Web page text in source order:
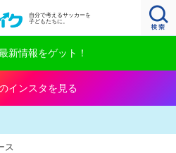
自分で考えるサッカーを
子どもたちに。
新情報をゲット！
インスタを見る
ス